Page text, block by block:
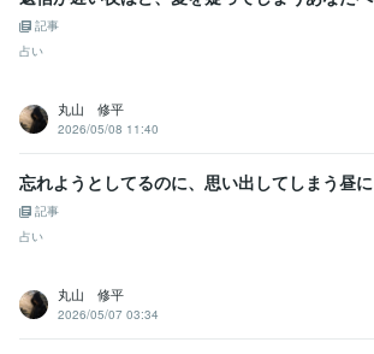
記事
占い
丸山 修平
2026/05/08 11:40
忘れようとしてるのに、思い出してしまう昼に
記事
占い
丸山 修平
2026/05/07 03:34